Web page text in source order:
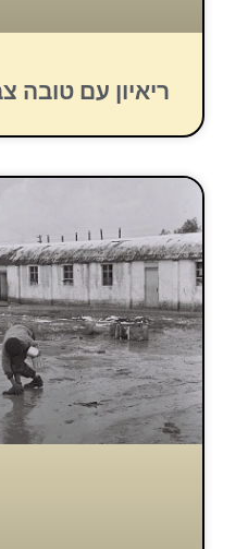
ריאיון עם טובה